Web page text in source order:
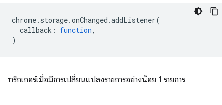
chrome. storage.onChanged .addListener(
callback : function,
)
ทริกเกอร์เมื่อมีการเปลี่ยนแปลงรายการอย่างน้อย 1 รายการ